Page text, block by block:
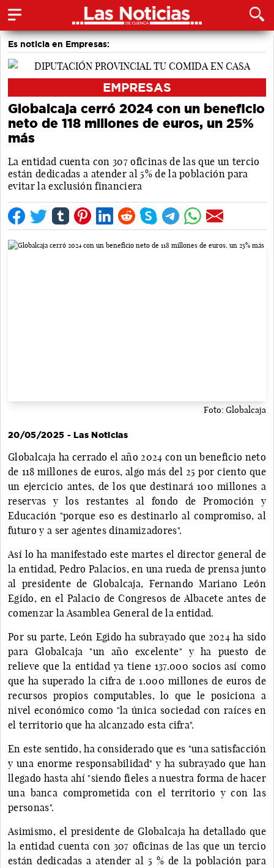
Es noticia en Empresas:
EMPRESAS
Globalcaja cerró 2024 con un beneficio
neto de 118 millones de euros, un 25%
más
La entidad cuenta con 307 oficinas de las que un tercio
están dedicadas a atender al 5% de la población para
evitar la exclusión financiera
Foto: Globalcaja
20/05/2025 - Las Noticias
Globalcaja ha cerrado el año 2024 con un beneficio neto
de 118 millones de euros, algo más del 25 por ciento que
un ejercicio antes, de los que destinará 100 millones a
reservas y los restantes al fondo de Promoción y
Educación "porque eso es destinarlo al compromiso, al
futuro y a ser agentes dinamizadores".
Así lo ha manifestado este martes el director general de
la entidad, Pedro Palacios, en una rueda de prensa junto
al presidente de Globalcaja, Fernando Mariano León
Egido, en el Palacio de Congresos de Albacete antes de
comenzar la Asamblea General de la entidad.
Por su parte, León Egido ha subrayado que 2024 ha sido
para Globalcaja "un año excelente" y ha puesto de
relieve que la entidad ya tiene 137.000 socios así como
que ha superado la cifra de 1.000 millones de euros de
recursos propios computables, lo que le posiciona a
nivel económico como "la única sociedad con raíces en
el territorio que ha alcanzado esta cifra".
En este sentido, ha considerado que es "una satisfacción
y una enorme responsabilidad" y ha subrayado que han
llegado hasta ahí "siendo fieles a nuestra forma de hacer
una banca comprometida con el territorio y con las
personas".
Asimismo, el presidente de Globalcaja ha detallado que
la entidad cuenta con 307 oficinas de las que un tercio
están dedicadas a atender al 5 % de la población para